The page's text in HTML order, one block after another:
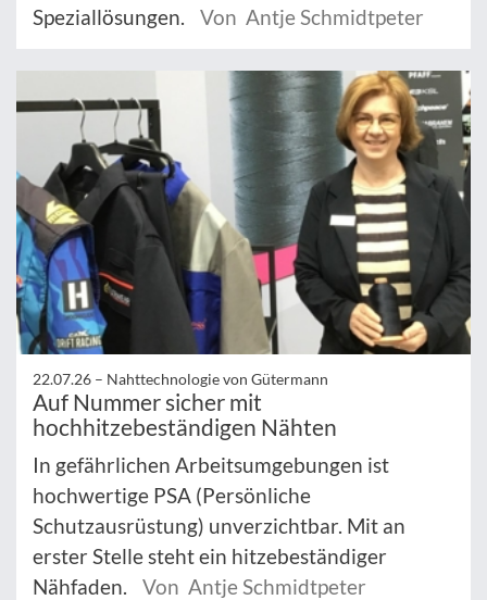
Speziallösungen.
Von Antje Schmidtpeter
22.07.26 – Nahttechnologie von Gütermann
Auf Nummer sicher mit
hochhitzebeständigen Nähten
In gefährlichen Arbeitsumgebungen ist
hochwertige PSA (Persönliche
Schutzausrüstung) unverzichtbar. Mit an
erster Stelle steht ein hitzebeständiger
Nähfaden.
Von Antje Schmidtpeter